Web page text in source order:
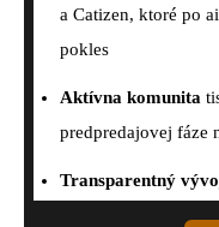
a Catizen, ktoré po
pokles
Aktívna komunita
predpredajovej fáze
Transparentný
míľnikmi pre